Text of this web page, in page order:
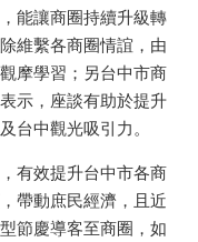
能讓商圈持續升級轉
維繫各商圈情誼，由
摩學習；另台中市商
示，座談有助於提升
台中觀光吸引力。
有效提升台中市各商
帶動庶民經濟，且近
節慶導客至商圈，如